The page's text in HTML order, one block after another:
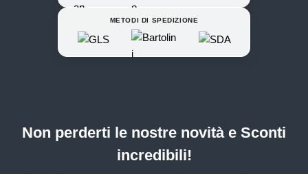
METODI DI SPEDIZIONE
Non perderti le nostre novità e Sconti
incredibili!